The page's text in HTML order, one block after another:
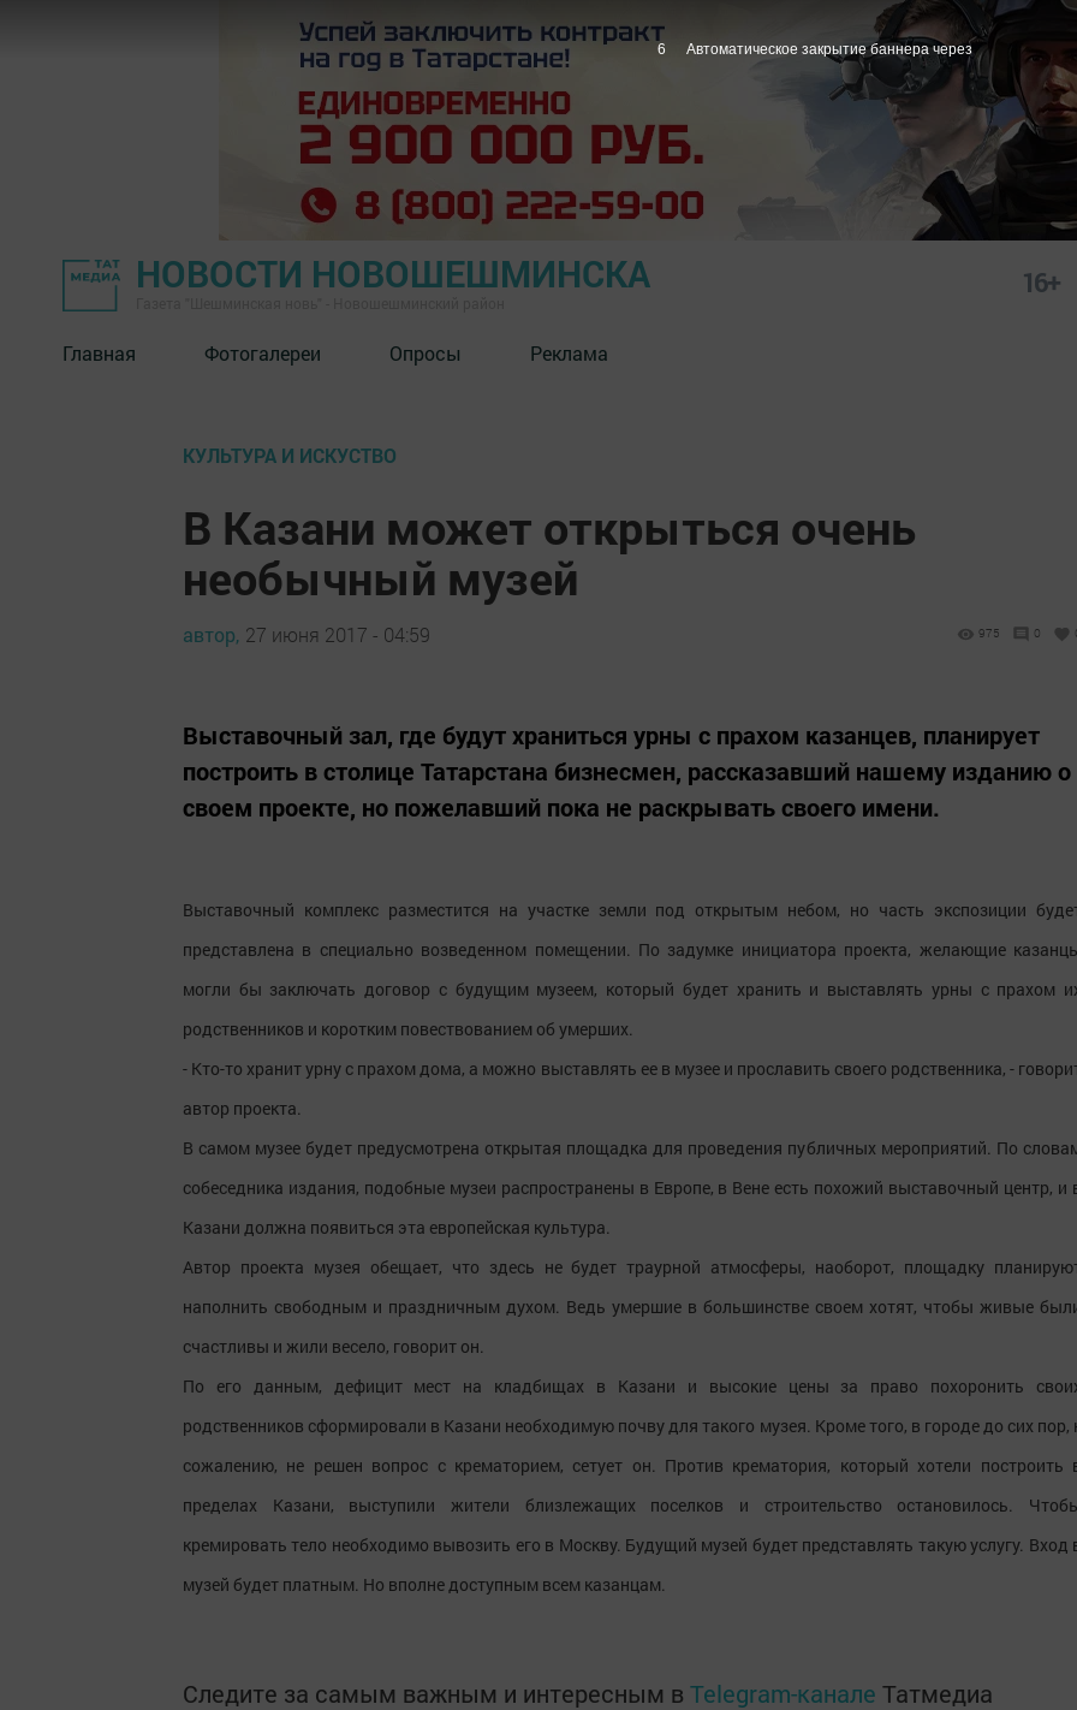
НОВОСТИ НОВОШЕШМИНСКА 16+
Главная Фотогалереи Опросы Реклама
КУЛЬТУРА И ИСКУСТВО
В Казани может открыться очень
необычный музей
автор, 27 июня 2017 - 04:59 975 0
Выставочный зал, где будут храниться урны с прахом казанцев, планирует
построить в столице Татарстана бизнесмен, рассказавший нашему изданию о
своем проекте, но пожелавший пока не раскрывать своего имени.
Выставочный комплекс разместится на участке земли под открытым небом, но часть экспозиции
представлена в специально возведенном помещении. По задумке инициатора проекта, желающие
могли бы заключать договор с будущим музеем, который будет хранить и выставлять урны с прахом
родственников и коротким повествованием об умерших.
- Кто-то хранит урну с прахом дома, а можно выставлять ее в музее и прославить своего родственника, -
автор проекта.
В самом музее будет предусмотрена открытая площадка для проведения публичных мероприятий. По
собеседника издания, подобные музеи распространены в Европе, в Вене есть похожий выставочный центр, и
Казани должна появиться эта европейская культура.
Автор проекта музея обещает, что здесь не будет траурной атмосферы, наоборот, площадку
наполнить свободным и праздничным духом. Ведь умершие в большинстве своем хотят, чтобы живые
счастливы и жили весело, говорит он.
По его данным, дефицит мест на кладбищах в Казани и высокие цены за право похоронить
родственников сформировали в Казани необходимую почву для такого музея. Кроме того, в городе до сих пор,
сожалению, не решен вопрос с крематорием, сетует он. Против крематория, который хотели построить
пределах Казани, выступили жители близлежащих поселков и строительство остановилось.
кремировать тело необходимо вывозить его в Москву. Будущий музей будет представлять такую услугу. Вход
музей будет платным. Но вполне доступным всем казанцам.
Следите за самым важным и интересным в Telegram-канале Татмедиа
5 Автоматическое закрытие баннера через